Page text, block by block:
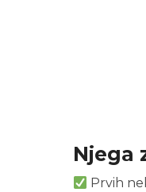
Njega
Prvih